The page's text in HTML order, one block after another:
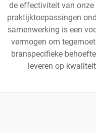
de effectiviteit van
praktijktoepassingen
samenwerking is een
vermogen om
branspecifieke
leveren op